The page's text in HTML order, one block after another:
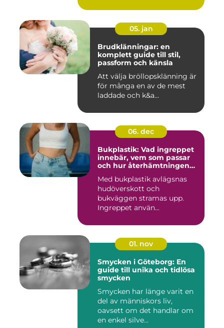
05. jan
Brudklänningar: en
komplett guide till stil,
passform och känsla
Att välja bröllopsklänning är
för många en av de mest
laddade och k&a...
06. dec
Bukplastik: Vad ingreppet
innebär, vem som passar
och hur återhämtningen
Med bukplastik avlägsnas
hudöverskott och
bukväggen stramas upp.
Ingreppet använ...
01. nov
Smycken i Göteborg: En
guide till unika och tidlösa
smycken
Smycken har länge varit en
del av människors liv,
oavsett om det handlar om
en enkel silve...